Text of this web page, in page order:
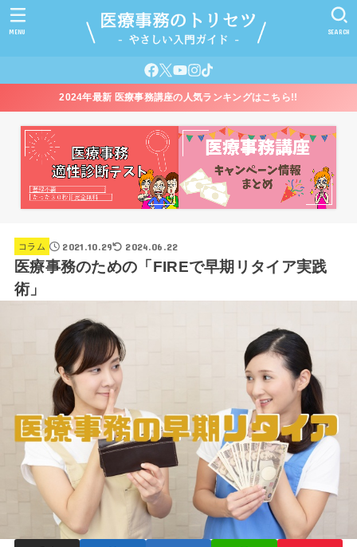
SEARCH
MENU
2024年最新 医療事務講座の人気ランキングはこちら!!
コラム 2021.10.29 2024.06.22
医療事務のための「FIREで早期リタイア実践
術」